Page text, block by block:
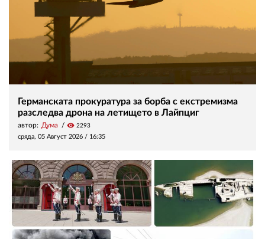
Германската прокуратура за борба с екстремизма
разследва дрона на летището в Лайпциг
автор: Дума visibility 2293
сряда, 05 Август 2026 / 16:35